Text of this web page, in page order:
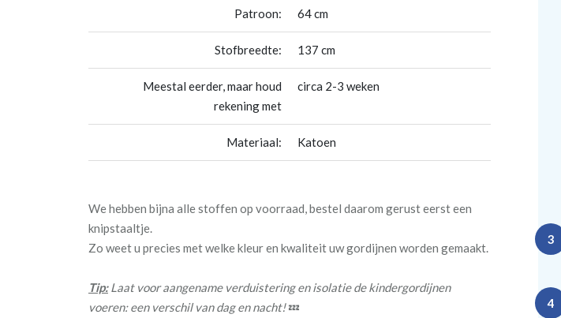
Patroon: 64 cm
Stofbreedte: 137 cm
Meestal eerder, maar houd
rekening met
circa 2-3 weken
Materiaal: Katoen
We hebben bijna alle stoffen op voorraad, bestel daarom gerust eerst een
knipstaaltje.
Zo weet u precies met welke kleur en kwaliteit uw gordijnen worden gemaakt.
Tip:Laat voor aangename verduistering en isolatie de kindergordijnen
voeren: een verschil van dag en nacht!💤
3
4